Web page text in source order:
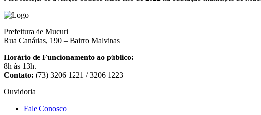
Prefeitura de Mucuri
Rua Canárias, 190 – Bairro Malvinas
Horário de Funcionamento ao público:
8h às 13h.
Contato: (73) 3206 1221 / 3206 1223
Ouvidoria
Fale Conosco